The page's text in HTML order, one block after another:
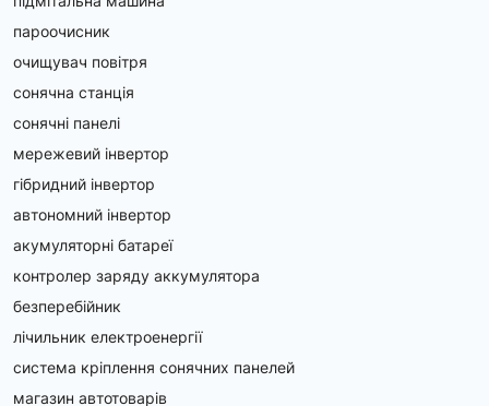
пароочисник
очищувач повітря
сонячна станція
сонячні панелі
мережевий інвертор
гібридний інвертор
автономний інвертор
акумуляторні батареї
контролер заряду аккумулятора
безперебійник
лічильник електроенергії
система кріплення сонячних панелей
магазин автотоварів